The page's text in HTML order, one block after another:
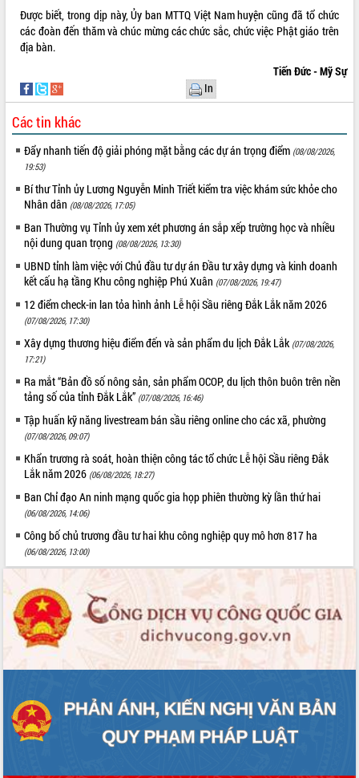
VIDEO
ALBUM ẢNH
LIÊN KẾT WEB
THỐNG KÊ TRUY CẬP
Hôm nay:
Tất cả:
66107772
Được biết, trong dịp này, Ủy ban MTTQ Việt Nam huyện cũng đã tổ chức
các đoàn đến thăm và chúc mừng các chức sắc, chức việc Phật giáo trên
địa bàn.
Tiến Đức - Mỹ Sự
In
Các tin khác
Đẩy nhanh tiến độ giải phóng mặt bằng các dự án trọng điểm (08/08/2026,
19:53)
Bí thư Tỉnh ủy Lương Nguyễn Minh Triết kiểm tra việc khám sức khỏe cho
Nhân dân (08/08/2026, 17:05)
Ban Thường vụ Tỉnh ủy xem xét phương án sắp xếp trường học và nhiều
nội dung quan trọng (08/08/2026, 13:30)
UBND tỉnh làm việc với Chủ đầu tư dự án Đầu tư xây dựng và kinh doanh
kết cấu hạ tầng Khu công nghiệp Phú Xuân (07/08/2026, 19:47)
12 điểm check-in lan tỏa hình ảnh Lễ hội Sầu riêng Đắk Lắk năm 2026
(07/08/2026, 17:30)
Xây dựng thương hiệu điểm đến và sản phẩm du lịch Đắk Lắk (07/08/2026,
17:21)
Ra mắt “Bản đồ số nông sản, sản phẩm OCOP, du lịch thôn buôn trên nền
tảng số của tỉnh Đắk Lắk” (07/08/2026, 16:46)
Tập huấn kỹ năng livestream bán sầu riêng online cho các xã, phường
(07/08/2026, 09:07)
Khẩn trương rà soát, hoàn thiện công tác tổ chức Lễ hội Sầu riêng Đắk
Lắk năm 2026 (06/08/2026, 18:27)
Ban Chỉ đạo An ninh mạng quốc gia họp phiên thường kỳ lần thứ hai
(06/08/2026, 14:06)
Công bố chủ trương đầu tư hai khu công nghiệp quy mô hơn 817 ha
(06/08/2026, 13:00)